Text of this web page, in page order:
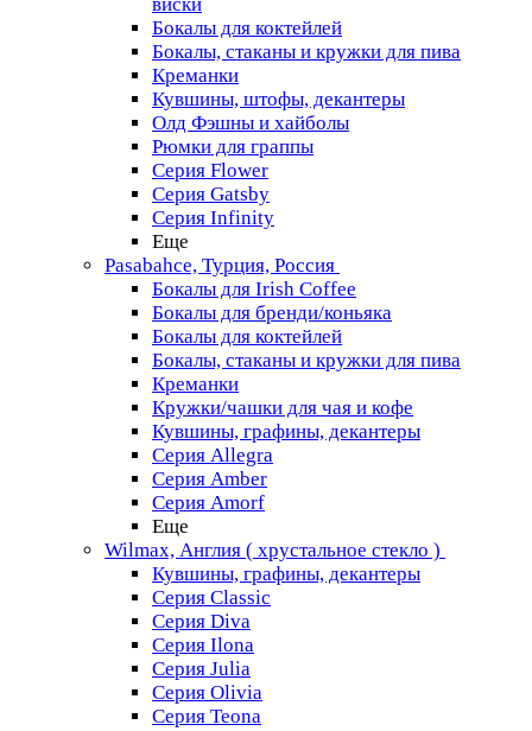
Бокалы для коктейлей
Бокалы, стаканы и кружки для пива
Креманки
Кувшины, штофы, декантеры
Олд Фэшны и хайболы
Рюмки для граппы
Серия Flower
Серия Gatsby
Серия Infinity
Еще
Pasabahce, Турция, Россия
Бокалы для Irish Coffee
Бокалы для бренди/коньяка
Бокалы для коктейлей
Бокалы, стаканы и кружки для пива
Креманки
Кружки/чашки для чая и кофе
Кувшины, графины, декантеры
Серия Allegra
Серия Amber
Серия Amorf
Еще
Wilmax, Англия ( хрустальное стекло )
Кувшины, графины, декантеры
Серия Classic
Серия Diva
Серия Ilona
Серия Julia
Серия Olivia
Серия Teona